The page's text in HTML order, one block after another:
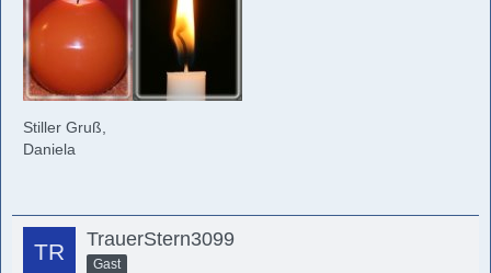
Stiller Gruß,
Daniela
TrauerStern3099
Gast